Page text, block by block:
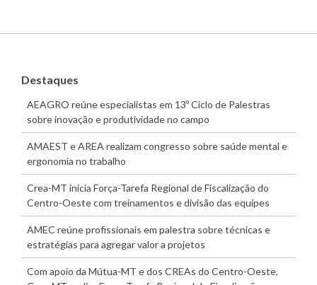
Destaques
AEAGRO reúne especialistas em 13º Ciclo de Palestras
sobre inovação e produtividade no campo
AMAEST e AREA realizam congresso sobre saúde mental e
ergonomia no trabalho
Crea-MT inicia Força-Tarefa Regional de Fiscalização do
Centro-Oeste com treinamentos e divisão das equipes
AMEC reúne profissionais em palestra sobre técnicas e
estratégias para agregar valor a projetos
Com apoio da Mútua-MT e dos CREAs do Centro-Oeste,